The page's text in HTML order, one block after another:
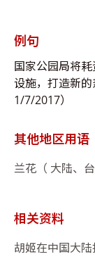
例句
国家公园局将
设施，打造新的
1/7/2017）
其他地区用语
兰花（ 大陆、台
相关资料
胡姬在中国大陆